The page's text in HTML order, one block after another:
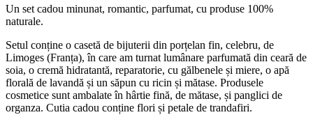
Un set cadou minunat, romantic, parfumat, cu produse 100%
naturale.
Setul conține o casetă de bijuterii din porțelan fin, celebru, de
Limoges (Franța), în care am turnat lumânare parfumată din ceară de
soia, o cremă hidratantă, reparatorie, cu gălbenele și miere, o apă
florală de lavandă și un săpun cu ricin și mătase. Produsele
cosmetice sunt ambalate în hârtie fină, de mătase, și panglici de
organza. Cutia cadou conține flori și petale de trandafiri.